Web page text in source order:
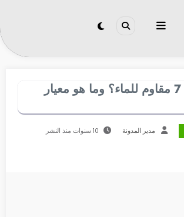
هل آي-فون 7 مقاوم للماء؟ وما هو معيار
مدير المدونة 10 سنوات منذ النشر